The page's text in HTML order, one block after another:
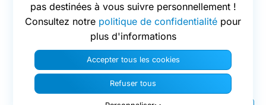
pas destinées à vous suivre personnellement !
Consultez notre politique de confidentialité pour
plus d'informations
Accepter tous les cookies
Refuser tous